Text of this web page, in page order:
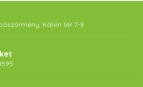
Kálvin tér 7-9